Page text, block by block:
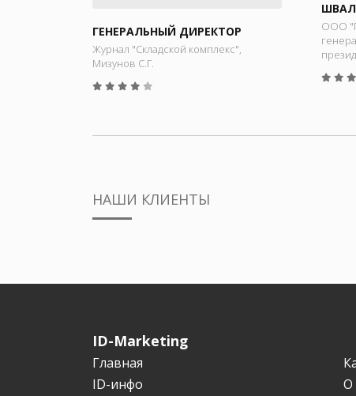
ГЕНЕРАЛЬНЫЙ ДИРЕКТОР
Журнал "Складской комплекс",
Мизунов С.Г.
ООО
НАШИ КЛИЕНТЫ
ID-Marketing
Главная
ID-инфо
О